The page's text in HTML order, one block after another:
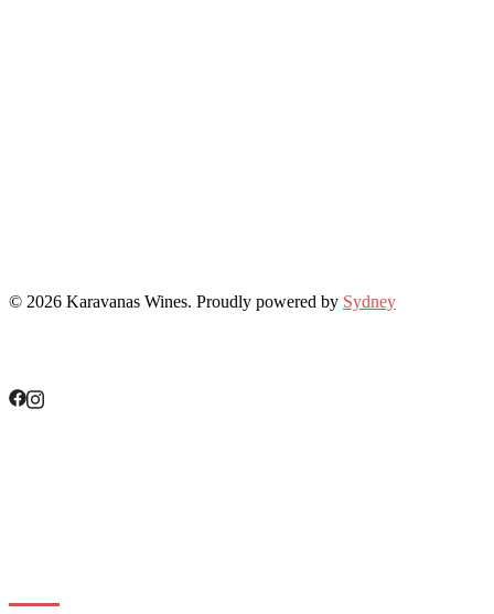
© 2026 Karavanas Wines. Proudly powered by Sydney